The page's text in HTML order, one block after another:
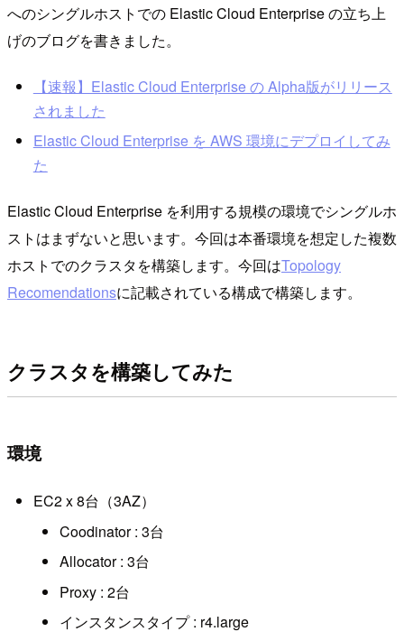
へのシングルホストでの Elastic Cloud Enterprise の立ち上
げのブログを書きました。
【速報】Elastic Cloud Enterprise の Alpha版がリリース
されました
Elastic Cloud Enterprise を AWS 環境にデプロイしてみ
た
Elastic Cloud Enterprise を利用する規模の環境でシングルホ
ストはまずないと思います。今回は本番環境を想定した複数
ホストでのクラスタを構築します。今回はTopology
Recomendationsに記載されている構成で構築します。
クラスタを構築してみた
環境
EC2 x 8台（3AZ）
Coodinator : 3台
Allocator : 3台
Proxy : 2台
インスタンスタイプ : r4.large